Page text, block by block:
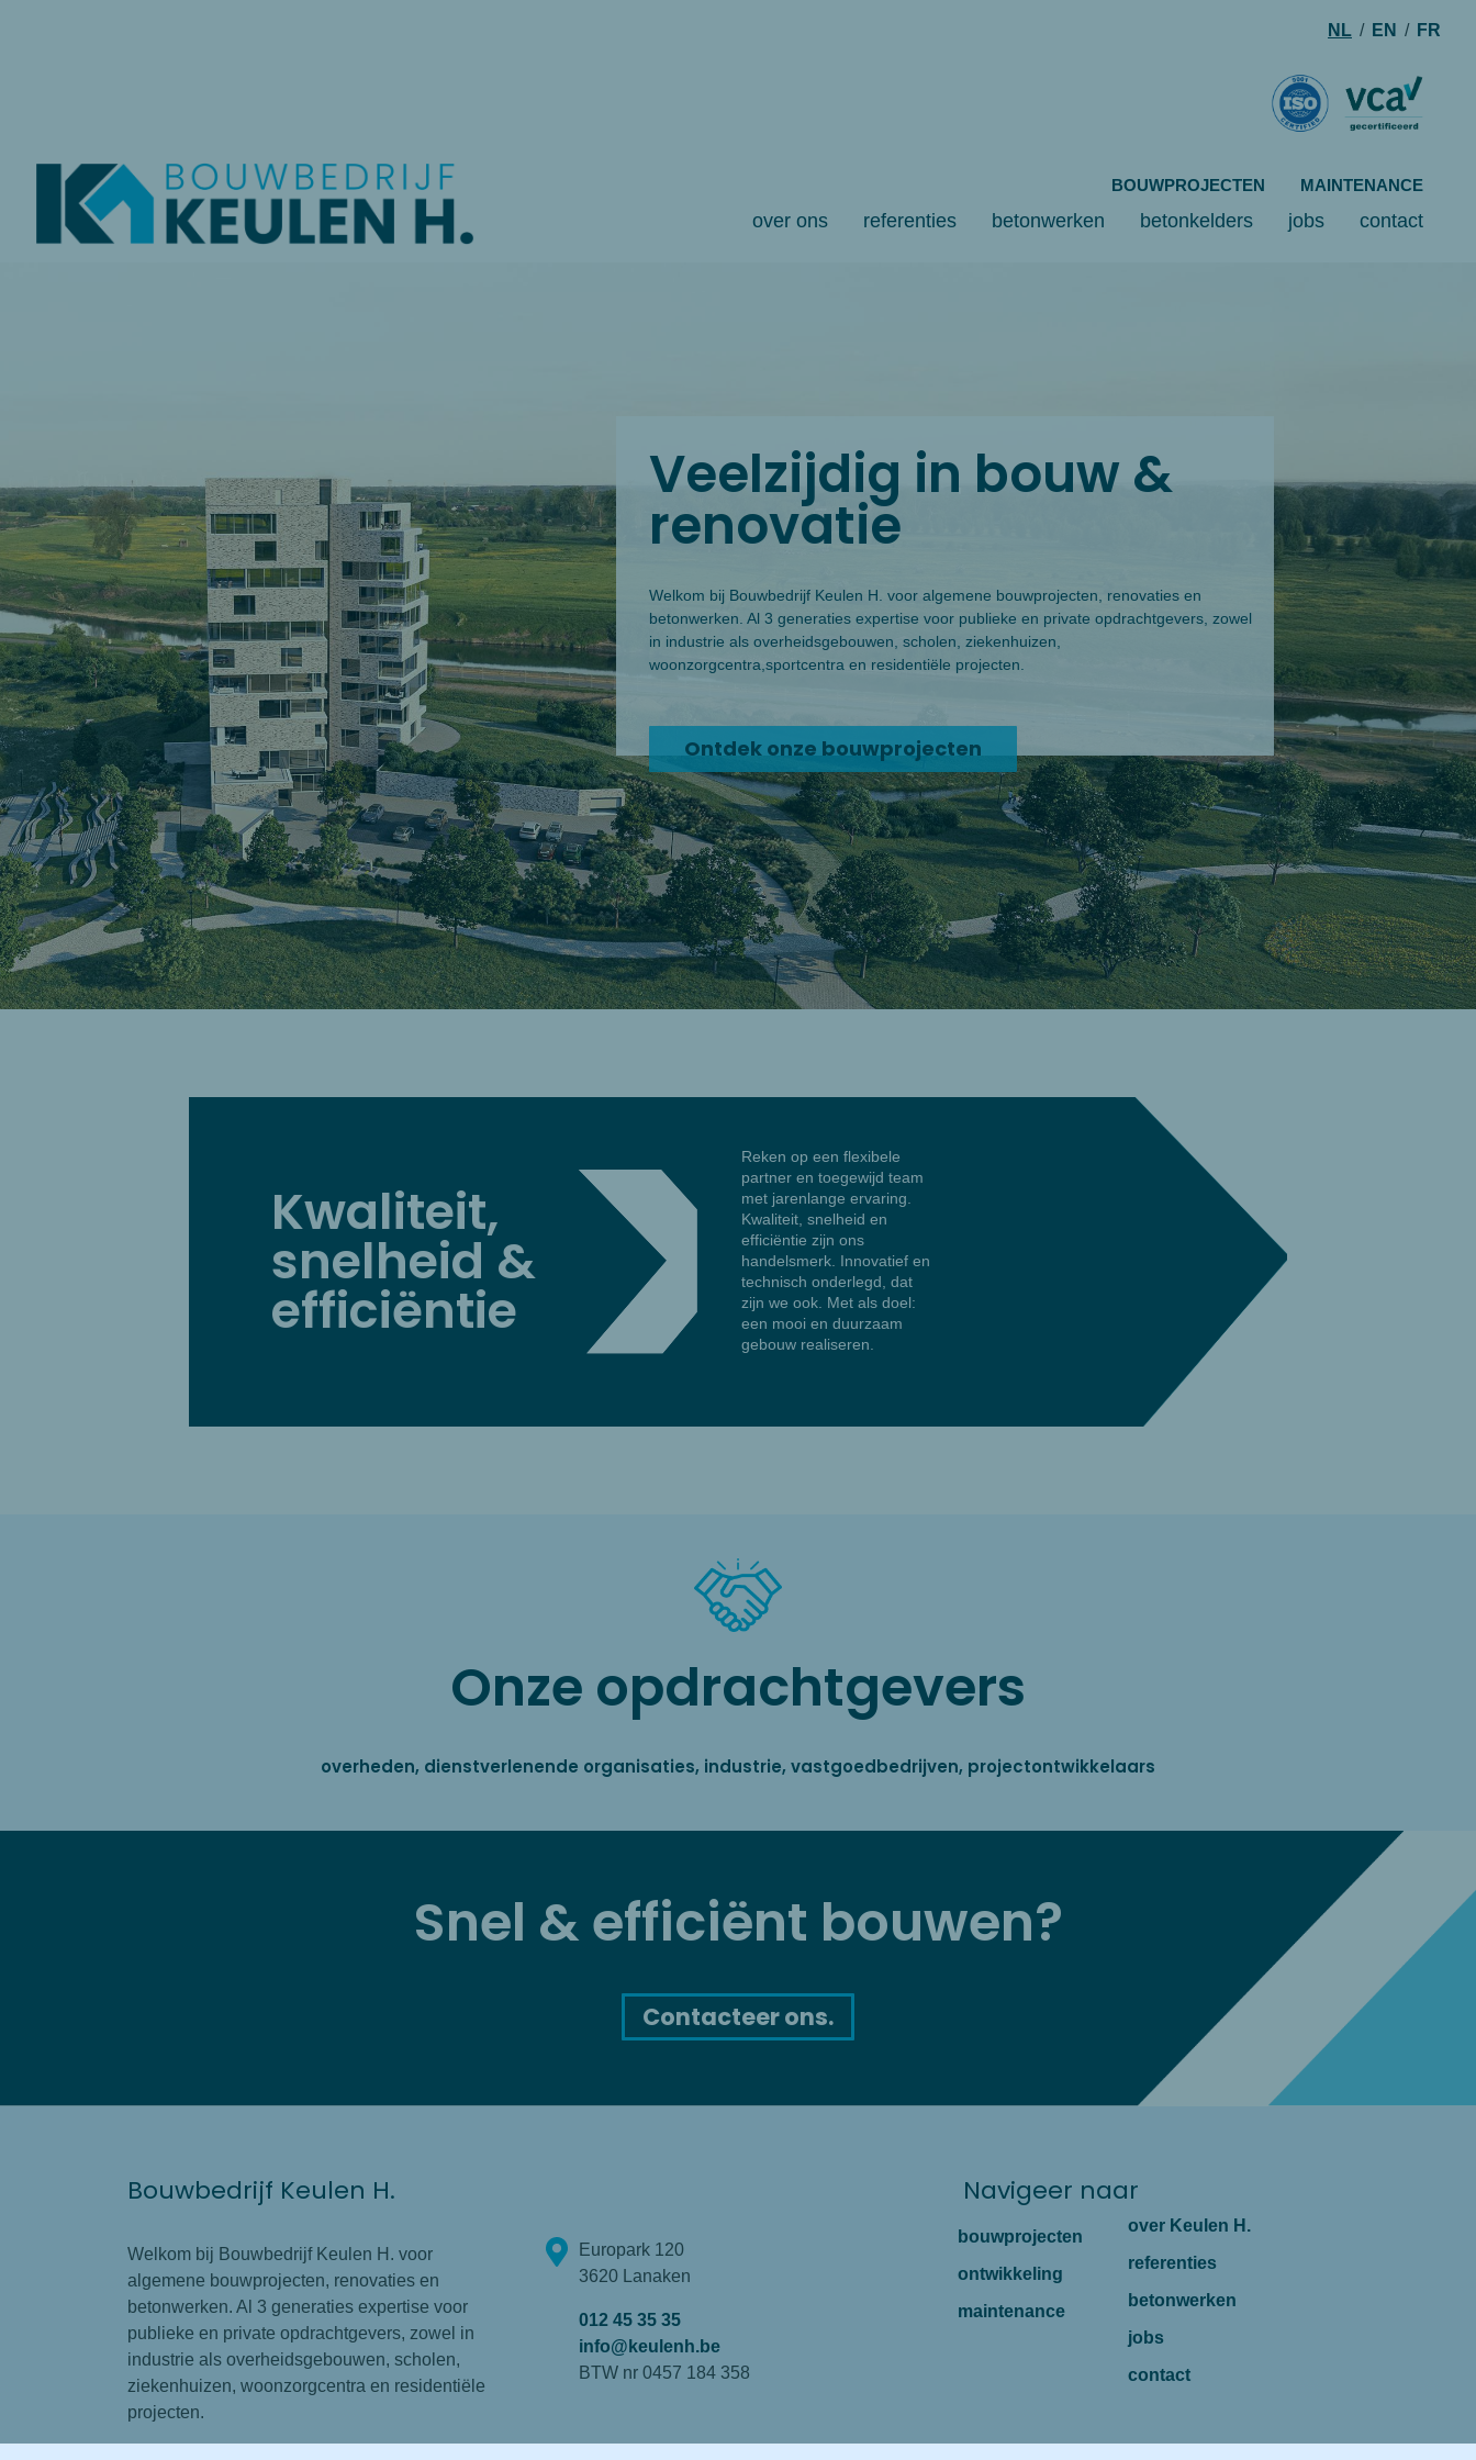
NL / EN / FR
BOUWPROJECTEN MAINTENANCE
over ons referenties betonwerken betonkelders jobs contact
Ontdek onze bouwprojecten
Welkom bij Bouwbedrijf Keulen H. voor algemene bouwprojecten, renovaties en
betonwerken. Al 3 generaties expertise voor publieke en private opdrachtgevers, zowel
in industrie als overheidsgebouwen, scholen, ziekenhuizen,
woonzorgcentra,sportcentra en residentiële projecten.
Veelzijdig in bouw &
renovatie
Reken op een flexibele
partner en toegewijd team
met jarenlange ervaring.
Kwaliteit, snelheid en
efficiëntie zijn ons
handelsmerk. Innovatief en
technisch onderlegd, dat
zijn we ook. Met als doel:
een mooi en duurzaam
gebouw realiseren.
Kwaliteit,
snelheid &
efficiëntie
Onze opdrachtgevers
overheden, dienstverlenende organisaties, industrie, vastgoedbedrijven, projectontwikkelaars
Snel & efficiënt bouwen?
Contacteer ons.
Navigeer naar
over Keulen H.
referenties
betonwerken
jobs
contact
bouwprojecten
ontwikkeling
maintenance
Europark 120
3620 Lanaken
012 45 35 35
info@keulenh.be
BTW nr 0457 184 358
Bouwbedrijf Keulen H.
Welkom bij Bouwbedrijf Keulen H. voor
algemene bouwprojecten, renovaties en
betonwerken. Al 3 generaties expertise voor
publieke en private opdrachtgevers, zowel in
industrie als overheidsgebouwen, scholen,
ziekenhuizen, woonzorgcentra en residentiële
projecten.